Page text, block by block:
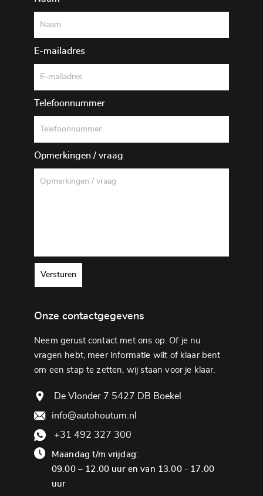
E-mailadres
Telefoonnummer
Opmerkingen / vraag
Versturen
Onze contactgegevens
Neem gerust contact met ons op. Of je nu
vragen hebt, meer informatie wilt of klaar bent
om een ​​stap te zetten, wij staan ​​voor je klaar.
De Vlonder 7 5427 DB Boekel
info@autohoutum.nl
+31 492 327 300
Maandag t/m vrijdag:
09.00 – 12.00 uur en van 13.00 - 17.00
uur